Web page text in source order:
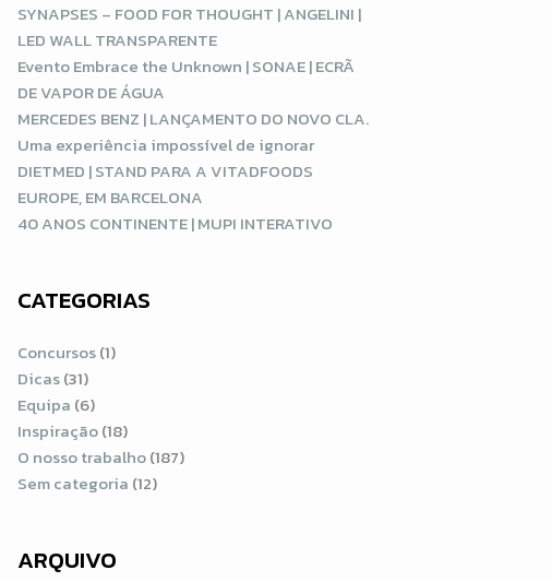
SYNAPSES – FOOD FOR THOUGHT | ANGELINI |
LED WALL TRANSPARENTE
Evento Embrace the Unknown | SONAE | ECRÃ
DE VAPOR DE ÁGUA
MERCEDES BENZ | LANÇAMENTO DO NOVO CLA.
Uma experiência impossível de ignorar
DIETMED | STAND PARA A VITADFOODS
EUROPE, EM BARCELONA
40 ANOS CONTINENTE | MUPI INTERATIVO
CATEGORIAS
Concursos(1)
Dicas(31)
Equipa (6)
Inspiração(18)
O nosso trabalho(187)
Sem categoria (12)
ARQUIVO